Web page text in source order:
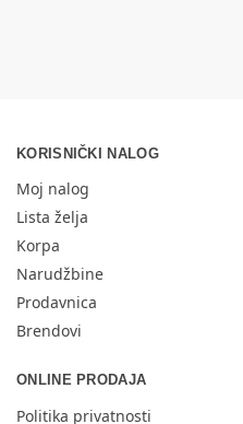
KORISNIČKI NALOG
Moj nalog
Lista želja
Korpa
Narudžbine
Prodavnica
Brendovi
ONLINE PRODAJA
Politika privatnosti